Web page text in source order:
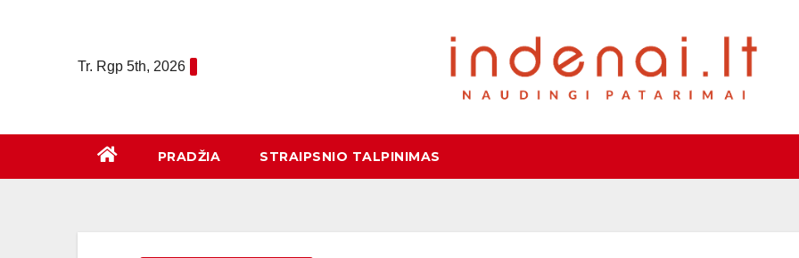
Tr. Rgp 5th, 2026
PRADŽIA STRAIPSNIO TALPINIMAS